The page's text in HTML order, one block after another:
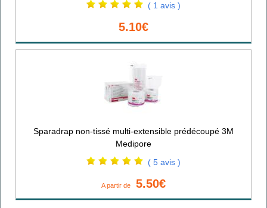
( 1 avis )
5.10€
Sparadrap non-tissé multi-extensible prédécoupé 3M
Medipore
( 5 avis )
A partir de 5.50€